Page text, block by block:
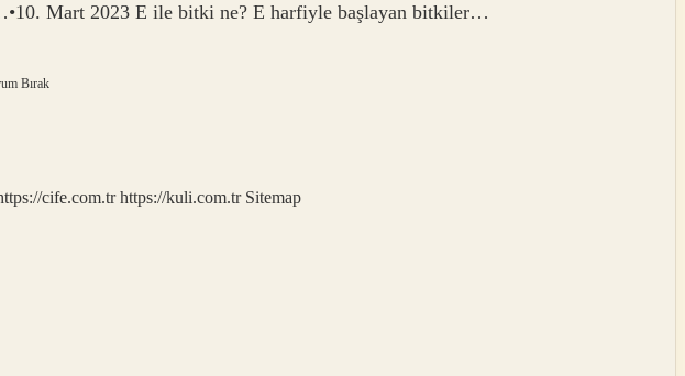
Mart 2023 E ile bitki ne? E harfiyle başlayan bitkiler…
Bırak
cife.com.tr https://kuli.com.tr Sitemap